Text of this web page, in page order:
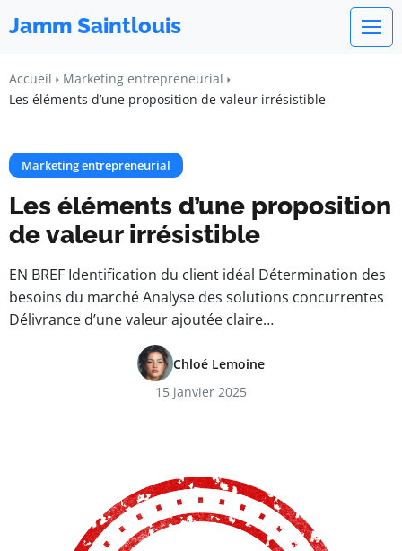
Jamm Saintlouis
Accueil
Marketing entrepreneurial
Les éléments d’une proposition de valeur irrésistible
Marketing entrepreneurial
Les éléments d’une proposition
de valeur irrésistible
EN BREF Identification du client idéal Détermination des
besoins du marché Analyse des solutions concurrentes
Délivrance d’une valeur ajoutée claire…
Chloé Lemoine
15 janvier 2025